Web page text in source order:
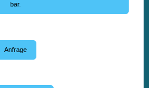
bar.
Anfrage